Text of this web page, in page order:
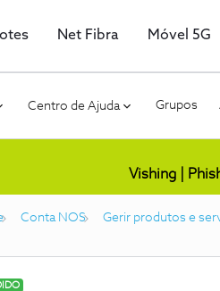
Net Fibra Móvel 5G
Centro de Ajuda Grupos
Vishing |
Conta NOS Gerir produtos e